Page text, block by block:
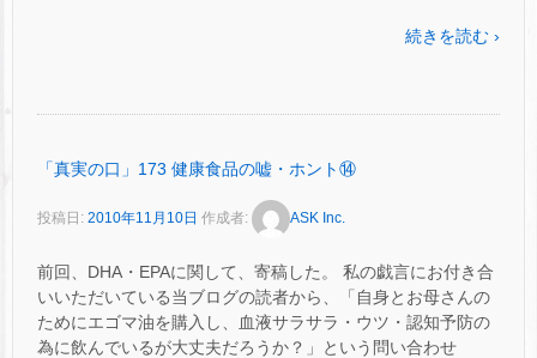
続きを読む ›
「真実の口」173 健康食品の嘘・ホント⑭
投稿日: 2010年11月10日 作成者: ASK Inc.
前回、DHA・EPAに関して、寄稿した。 私の戯言にお付き合
いいただいている当ブログの読者から、「自身とお母さんの
ためにエゴマ油を購入し、血液サラサラ・ウツ・認知予防の
為に飲んでいるが大丈夫だろうか？」という問い合わせ